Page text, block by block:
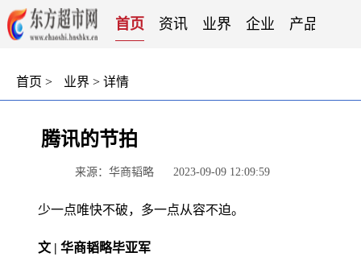
首页 资讯 业界 企业 产品
首页 > 业界 > 详情
腾讯的节拍
来源：华商韬略 2023-09-09 12:09:59
少一点唯快不破，多一点从容不迫。
文 | 华商韬略毕亚军